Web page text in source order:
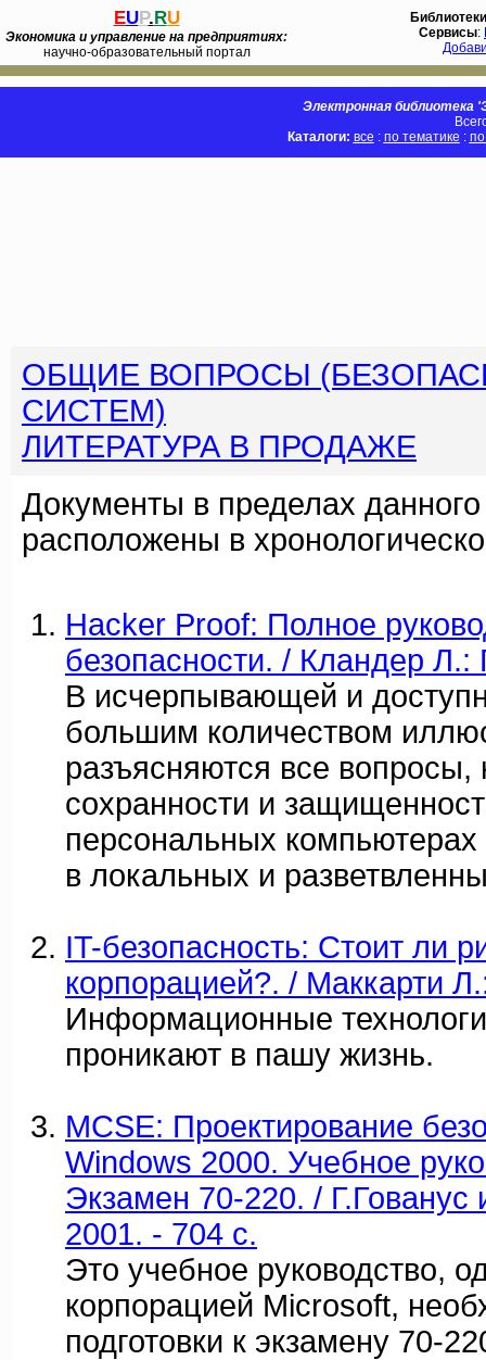
EUP.RU
Экономика и управление на предприятиях:
научно-образовательный портал
Библиотеки
Сервисы:
Электронная библиотека
Каталоги: все : по тематике :
ОБЩИЕ ВОПРОСЫ
СИСТЕМ)
ЛИТЕРАТУРА В ПРОДАЖЕ
Документы в пределах
расположены в
Hacker Proof: Полное
безопасности. / Кландер Л.:
В исчерпывающей и
большим количеством
разъясняются все
сохранности и
персональных
в локальных и
IT-безопасность: Стоит ли
корпорацией?. / Маккарти
Информационные
проникают в пашу жизнь.
MCSE: Проектирование
Windows 2000. Учебное
Экзамен 70-220. / Г.Гованус
2001. - 704 c.
Это учебное руководство,
корпорацией Microsoft,
подготовки к экзамену 70-